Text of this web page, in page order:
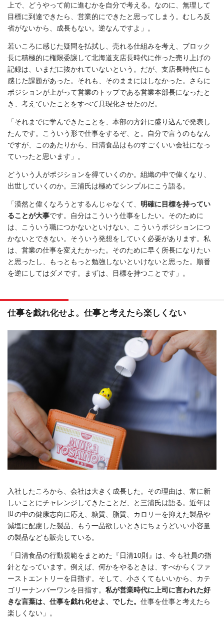
上で、どうやって前に進むかを自分で考える。なのに、無理して
目標に到達できたら、営業的にできたと思ってしまう。むしろ反
省がないから、成長もない。逆なんですよ」。
若いころに感じた疑問を払拭し、売れる仕組みを考え、ブロック
長に積極的に権限委譲して北海道支店長時代に作った売り上げの
記録は、いまだに抜かれていないという。だが、支店長時代にも
感じた課題があった。それも、そのままにはしなかった。さらに
ポジションが上がって営業のトップである営業本部長になったと
き、考えていたことをすべて具現化させたのだ。
「それまでに学んできたことを、本部の方針に盛り込んで発表し
たんです。こういう形で仕事をするぞ、と。自分で言うのもなん
ですが、このあたりから、日清食品はものすごくいい会社になっ
ていったと思います」。
どういう人がポジションを得ていくのか。組織の中で偉くなり、
出世していくのか。三浦氏は極めてシンプルにこう語る。
「漠然と偉くなろうとするんじゃなくて、 明確に目標を持ってい
ることが大事です。自分はこういう仕事をしたい。そのために
は、こういう職につかないといけない、こういうポジションにつ
かないとできない。そういう発想をしていく必要があります。私
は、営業の仕事を変えたかった。そのために早く所長になりたい
と思ったし、もっともっと勉強しないといけないと思った。順番
を逆にしてはダメです。まずは、目標を持つことです」。
仕事を戯れ化せよ。仕事と考えたら楽しくない
入社したころから、会社は大きく成長した。その理由は、常に新
しいことにチャレンジしてきたことだ、と三浦氏は語る。近年は
世の中の健康志向に応え、糖質、脂質、カロリーを抑えた製品や
減塩に配慮した製品、もう一品欲しいときにちょうどいい小容量
の製品なども販売している。
「日清食品の行動規範をまとめた『日清10則』は、今も社員の指
針となっています。例えば、何かをやるときは、すべからくファ
ーストエントリーを目指す。そして、小さくてもいいから、カテ
ゴリーナンバーワンを目指す。 私が営業時代に上司に言われた好
きな言葉は、仕事を戯れ化せよ、でした。 仕事を仕事と考えたら
楽しくない」。